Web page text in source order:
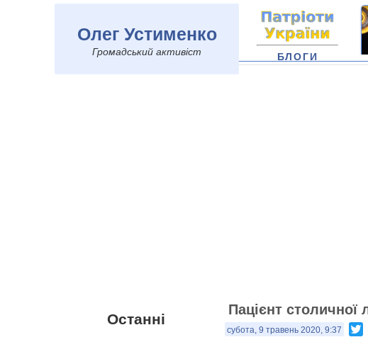
Олег Устименко
Громадський активіст БЛОГИ
Останні Пацієнт столичної
субота, 9 травень 2020, 9:37